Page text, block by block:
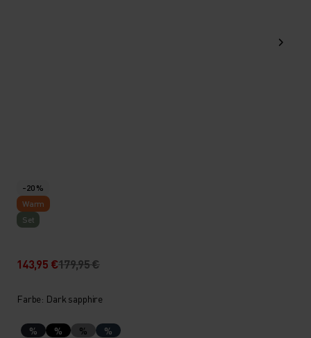
-20 %
Warm
Set
143,95 €179,95 €
Farbe: Dark sapphire
% % % %